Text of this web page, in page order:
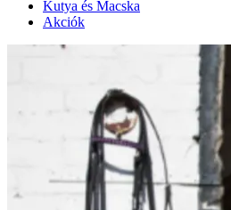
Kutya és Macska
Akciók